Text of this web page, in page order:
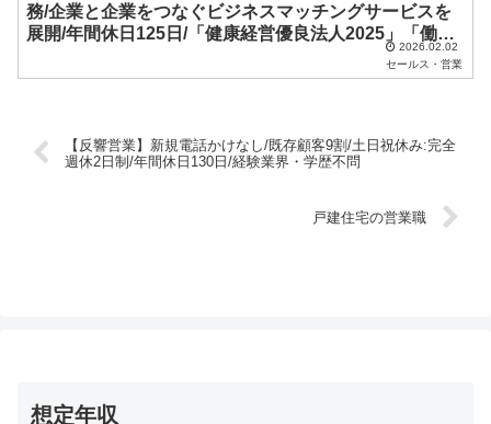
務/企業と企業をつなぐビジネスマッチングサービスを
展開/年間休日125日/「健康経営優良法人2025」「働き
2026.02.02
セールス・営業
【反響営業】新規電話かけなし/既存顧客9割/土日祝休み:完全
週休2日制/年間休日130日/経験業界・学歴不問
戸建住宅の営業職
想定年収